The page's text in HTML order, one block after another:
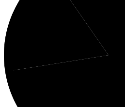
Kolhydrater